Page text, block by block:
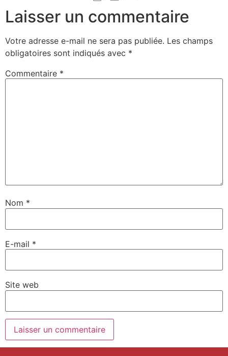
Laisser un commentaire
Votre adresse e-mail ne sera pas publiée. Les champs
obligatoires sont indiqués avec *
Commentaire *
Nom *
E-mail *
Site web